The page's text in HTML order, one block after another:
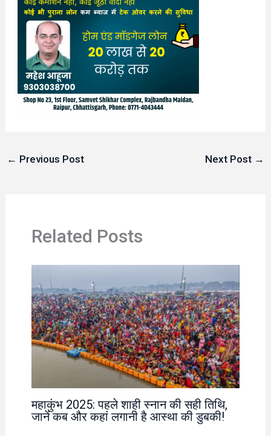
← Previous Post Next Post →
Related Posts
महाकुंभ 2025: पहले शाही स्नान की सही तिथि,
जानें कब और कहां लगानी है आस्था की डुबकी!